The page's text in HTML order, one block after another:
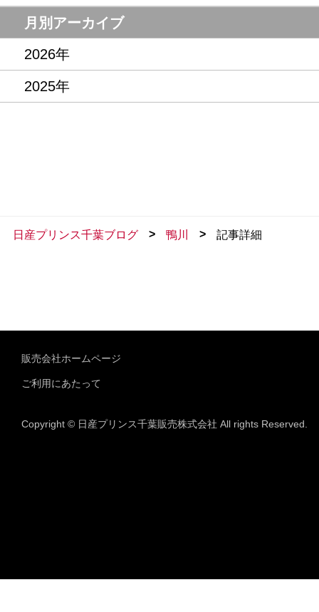
月別アーカイブ
2026年
2025年
日産プリンス千葉ブログ > 鴨川 > 記事詳細
販売会社ホームページ
ご利用にあたって
Copyright © 日産プリンス千葉販売株式会社 All rights Reserved.